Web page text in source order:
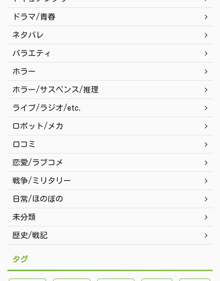
ドラマ/青春
ネタバレ
バラエティ
ホラー
ホラー/サスペンス/推理
ライブ/ラジオ/etc.
ロボット/メカ
口コミ
恋愛/ラブコメ
戦争/ミリタリー
日常/ほのぼの
未分類
歴史/戦記
タグ